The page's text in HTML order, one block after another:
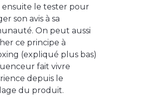
ensuite le tester pour
son avis à sa
On peut aussi
ce principe à
(expliqué plus bas)
fait vivre
depuis le
du produit.